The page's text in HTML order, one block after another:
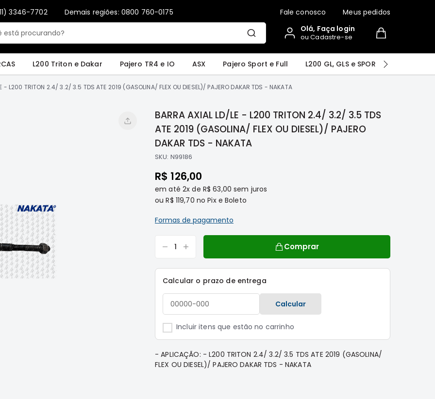
3346-7702 Demais regiões: 0800 760-0175 Fale conosco Meus pedidos
Olá, Faça login
ou Cadastre-se
L200 Triton e Dakar Pajero TR4 e IO ASX Pajero Sport e Full L200 GL, GLS e SPORT
- L200 TRITON 2.4/ 3.2/ 3.5 TDS ATE 2019 (GASOLINA/ FLEX OU DIESEL)/ PAJERO DAKAR TDS - NAKATA
BARRA AXIAL LD/LE - L200 TRITON 2.4/ 3.2/ 3.5 TDS
ATE 2019 (GASOLINA/ FLEX OU DIESEL)/ PAJERO
DAKAR TDS - NAKATA
SKU: N99186
R$ 126,00
em até 2x de R$ 63,00 sem juros
ouR$ 119,70 no Pix e Boleto
Formas de pagamento
Comprar
Calcular o prazo de entrega
Calcular
Incluir itens que estão no carrinho
- APLICAÇÃO: - L200 TRITON 2.4/ 3.2/ 3.5 TDS ATE 2019 (GASOLINA/
FLEX OU DIESEL)/ PAJERO DAKAR TDS - NAKATA
Only registered users can write reviews. PleaseSign inor